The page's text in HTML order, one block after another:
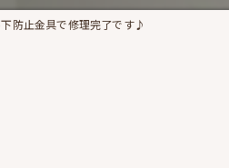
防止金具で修理完了です♪